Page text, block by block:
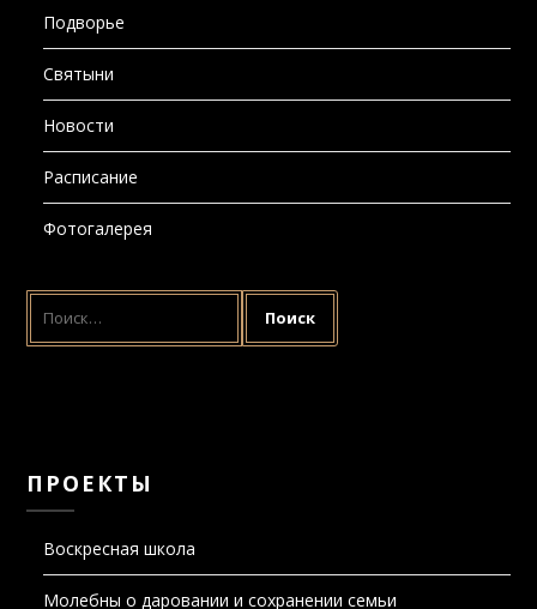
Подворье
Святыни
Новости
Расписание
Фотогалерея
НАЙТИ:
ПРОЕКТЫ
Воскресная школа
Молебны о даровании и сохранении семьи